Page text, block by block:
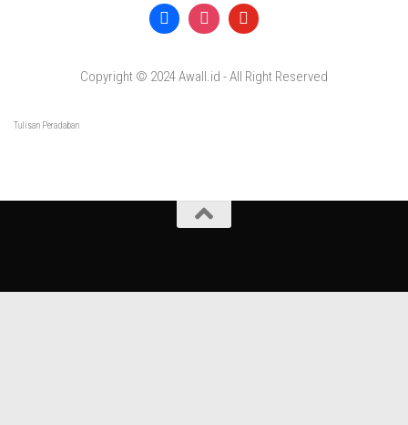
Copyright © 2024 Awall.id - All Right Reserved
Tulisan Peradaban